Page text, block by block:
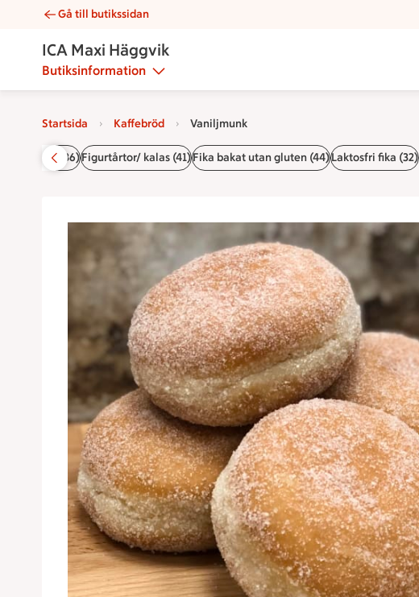
Vaniljmunk | Catering ICA Maxi Häggvik
Gå till butikssidan
ICA Maxi Häggvik
Butiksinformation
Startsida Kaffebröd Vaniljmunk
Tårtor (36)Figurtårtor/ kalas (41)Fika bakat utan gluten (44)Laktosfri fika (32)